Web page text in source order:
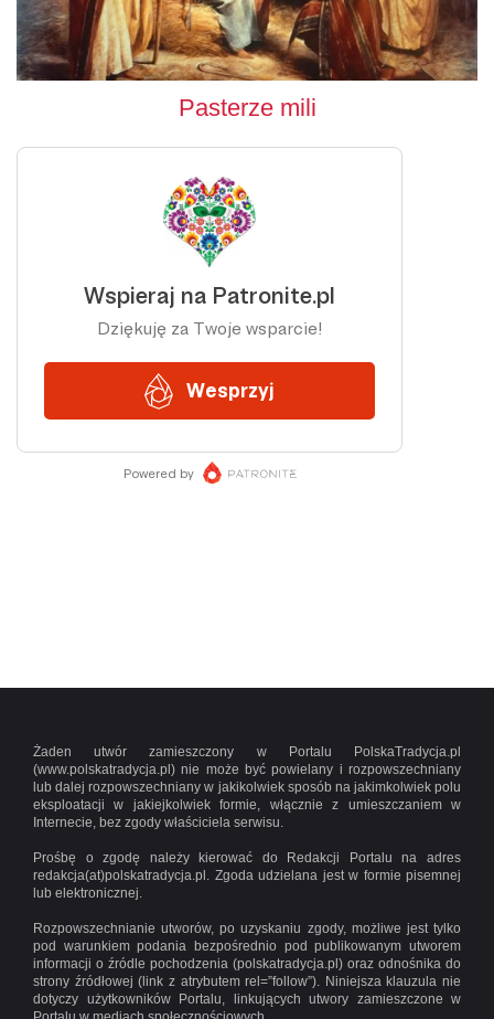
Pasterze mili
Żaden utwór zamieszczony w Portalu PolskaTradycja.pl
(www.polskatradycja.pl) nie może być powielany i rozpowszechniany
lub dalej rozpowszechniany w jakikolwiek sposób na jakimkolwiek polu
eksploatacji w jakiejkolwiek formie, włącznie z umieszczaniem w
Internecie, bez zgody właściciela serwisu.
Prośbę o zgodę należy kierować do Redakcji Portalu na adres
redakcja(at)polskatradycja.pl. Zgoda udzielana jest w formie pisemnej
lub elektronicznej.
Rozpowszechnianie utworów, po uzyskaniu zgody, możliwe jest tylko
pod warunkiem podania bezpośrednio pod publikowanym utworem
informacji o źródle pochodzenia (polskatradycja.pl) oraz odnośnika do
strony źródłowej (link z atrybutem rel=”follow”). Niniejsza klauzula nie
dotyczy użytkowników Portalu, linkujących utwory zamieszczone w